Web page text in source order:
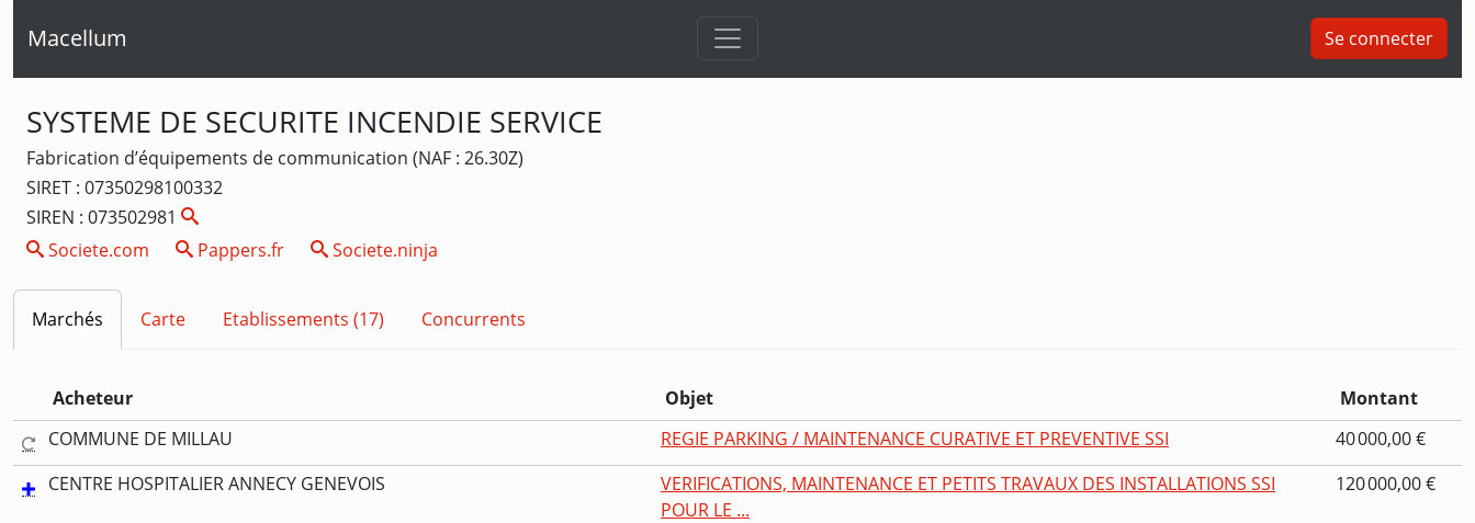
Macellum Se connecter
SYSTEME DE SECURITE INCENDIE SERVICE
Fabrication d’équipements de communication (NAF : 26.30Z)
SIRET : 07350298100332
SIREN : 073502981
Societe.com
Pappers.fr Societe.ninja
Marchés Carte Etablissements (17) Concurrents
Acheteur Objet
Montant
COMMUNE DE MILLAU
REGIE PARKING / MAINTENANCE CURATIVE ET PREVENTIVE SSI
40 000,00 €
CENTRE HOSPITALIER ANNECY GENEVOIS
VERIFICATIONS, MAINTENANCE ET PETITS TRAVAUX DES INSTALLATIONS SSI
POUR LE ...
120 000,00 €